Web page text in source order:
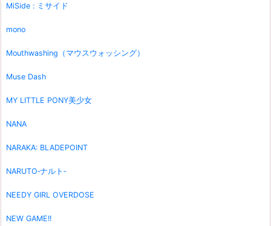
MiSide : ミサイド
mono
Mouthwashing（マウスウォッシング）
Muse Dash
MY LITTLE PONY美少女
NANA
NARAKA: BLADEPOINT
NARUTO‐ナルト‐
NEEDY GIRL OVERDOSE
NEW GAME!!